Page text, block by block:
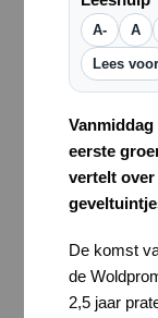
A- A
Lees voor
eerste
vertelt over
De komst
de
2,5 jaar